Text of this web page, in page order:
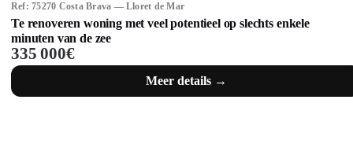
Ref: 75270 Costa Brava — Lloret de Mar
Te renoveren woning met veel potentieel op slechts enkele
minuten van de zee
335 000€
Meer details →